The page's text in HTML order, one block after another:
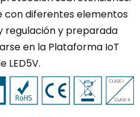
con diferentes elementos
regulación y preparada
en la Plataforma IoT
LED5V.